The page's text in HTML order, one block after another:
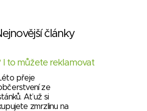
články
I to můžete reklamovat
přeje
ze
Ať už si
zmrzlinu na